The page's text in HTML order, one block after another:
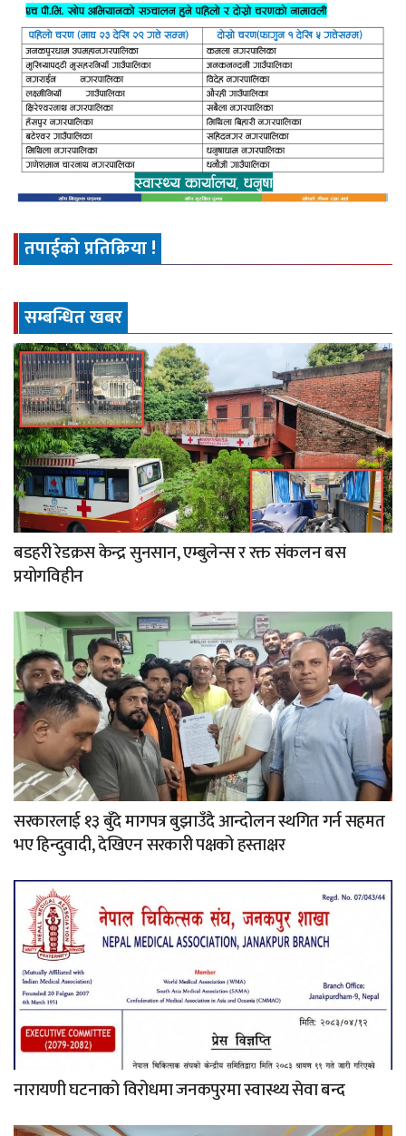
तपाईको प्रतिक्रिया !
सम्बन्धित खबर
बडहरी रेडक्रस केन्द्र सुनसान, एम्बुलेन्स र रक्त संकलन बस
प्रयोगविहीन
सरकारलाई १३ बुँदे मागपत्र बुझाउँदै आन्दोलन स्थगित गर्न सहमत
भए हिन्दुवादी, देखिएन सरकारी पक्षको हस्ताक्षर
नारायणी घटनाको विरोधमा जनकपुरमा स्वास्थ्य सेवा बन्द